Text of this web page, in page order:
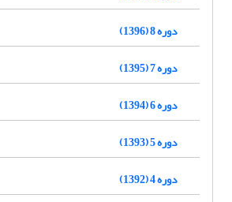
دوره 8 (1396)
دوره 7 (1395)
دوره 6 (1394)
دوره 5 (1393)
دوره 4 (1392)